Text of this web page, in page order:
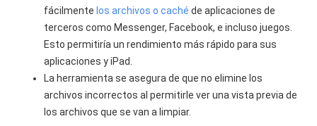
fácilmente los archivos o caché de aplicaciones de
terceros como Messenger, Facebook, e incluso juegos.
Esto permitiría un rendimiento más rápido para sus
aplicaciones y iPad.
La herramienta se asegura de que no elimine los
archivos incorrectos al permitirle ver una vista previa de
los archivos que se van a limpiar.